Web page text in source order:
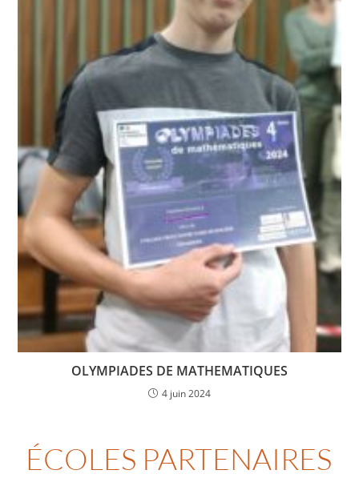
OLYMPIADES DE MATHEMATIQUES
4 juin 2024
ÉCOLES PARTENAIRES